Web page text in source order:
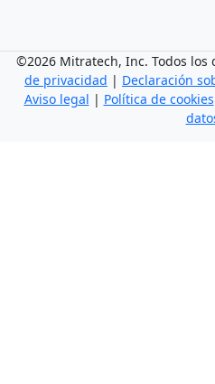
©2026 Mitratech, Inc. Todos los
de privacidad | Declaración
Aviso legal | Política de cookies